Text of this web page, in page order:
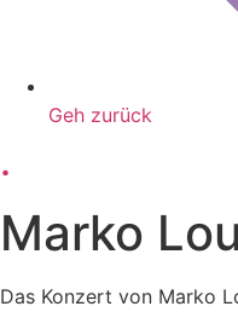
Geh zurück
.
Marko
Das Konzert von Marko